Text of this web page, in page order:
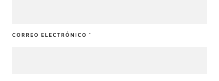
CORREO ELECTRÓNICO *